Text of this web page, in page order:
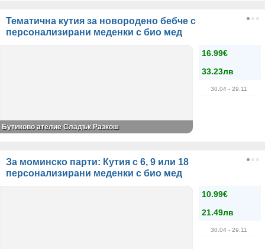
Тематична кутия за новородено бебче с
персонализирани меденки с био мед
16.99€
33.23лв
30.04 - 29.11
Бутиково ателие Сладък Разкош
За моминско парти: Кутия с 6, 9 или 18
персонализирани меденки с био мед
10.99€
21.49лв
30.04 - 29.11